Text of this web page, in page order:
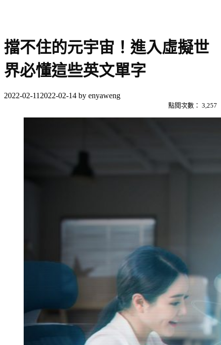
擋不住的元宇宙！進入虛擬世
界必懂這些英文單字
2022-02-112022-02-14 by enyaweng
點閱次數： 3,257